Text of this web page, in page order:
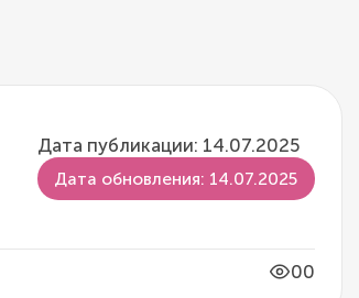
Дата публикации: 14.07.2025
Дата обновления: 14.07.2025
00